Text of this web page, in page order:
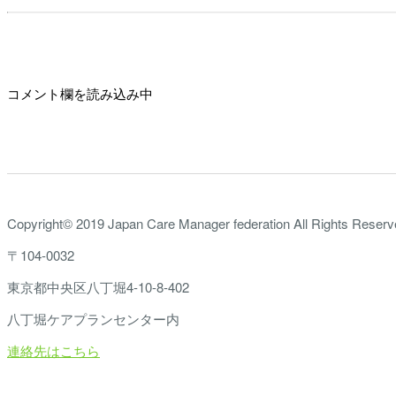
コメント欄を読み込み中
Copyright© 2019 Japan Care Manager federation All Rights
〒104-0032
東京都中央区八丁堀4-10-8-402
八丁堀ケアプランセンター内
連絡先はこちら